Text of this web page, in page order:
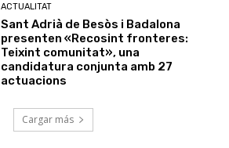
ACTUALITAT
Sant Adrià de Besòs i Badalona
presenten «Recosint fronteres:
Teixint comunitat», una
candidatura conjunta amb 27
actuacions
Cargar más